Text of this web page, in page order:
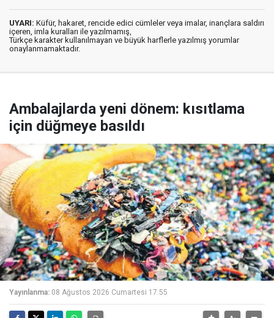
UYARI: Küfür, hakaret, rencide edici cümleler veya imalar, inançlara saldırı
içeren, imla kuralları ile yazılmamış,
Türkçe karakter kullanılmayan ve büyük harflerle yazılmış yorumlar
onaylanmamaktadır.
Ambalajlarda yeni dönem: kısıtlama
için düğmeye basıldı
Yayınlanma: 08 Ağustos 2026 Cumartesi 17:55